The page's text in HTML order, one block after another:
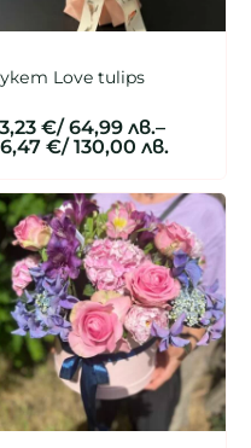
Love tulips
€/ 64,99 лв.–
€/ 130,00 лв.